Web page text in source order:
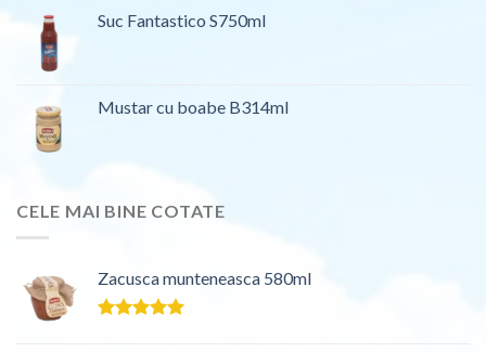
Suc Fantastico S750ml
Mustar cu boabe B314ml
CELE MAI BINE COTATE
Zacusca munteneasca 580ml